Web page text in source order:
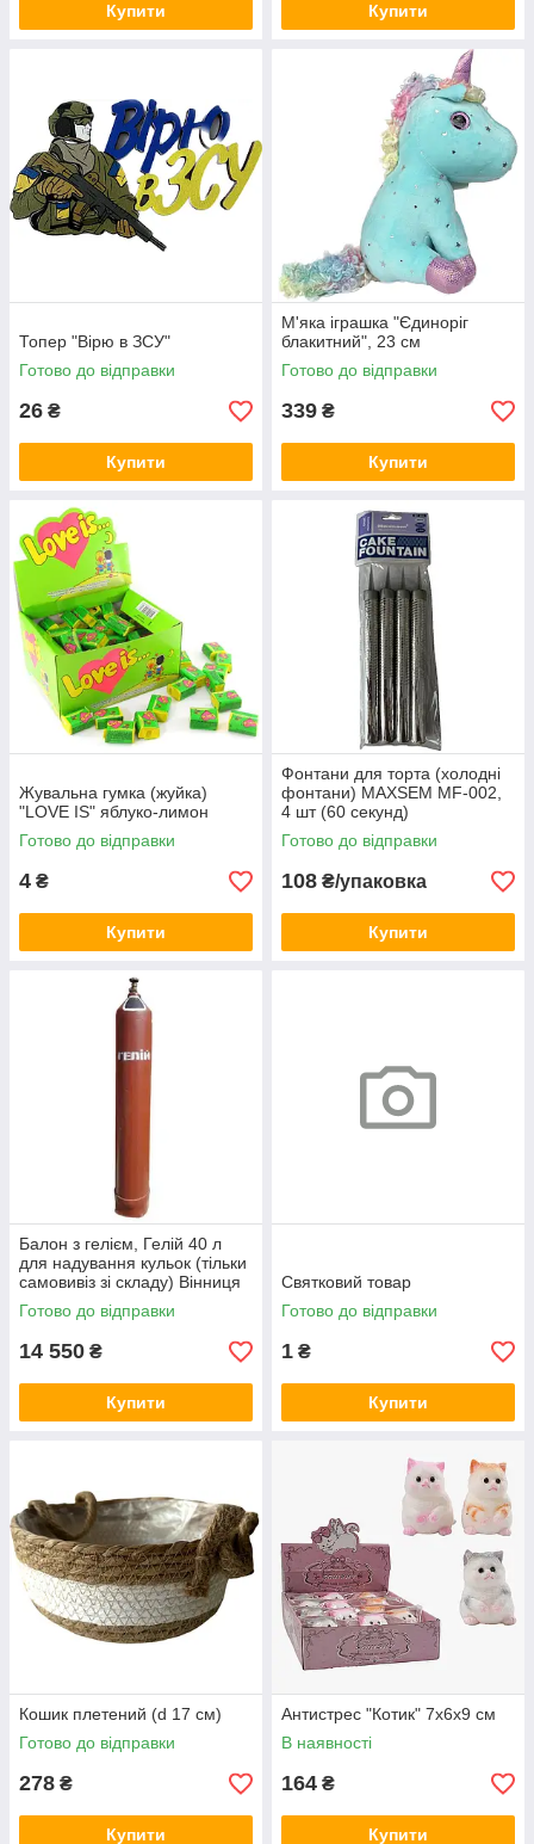
Купити Купити
Топер "Вірю в ЗСУ"
Готово до відправки
26 ₴
Купити
М'яка іграшка "Єдиноріг
блакитний", 23 см
Готово до відправки
339 ₴
Купити
Жувальна гумка (жуйка)
"LOVE IS" яблуко-лимон
Готово до відправки
4 ₴
Купити
Фонтани для торта (холодні
фонтани) MAXSEM MF-002,
4 шт (60 секунд)
Готово до відправки
108 ₴/упаковка
Купити
Балон з гелієм, Гелій 40 л
для надування кульок (тільки
самовивіз зі складу) Вінниця
Готово до відправки
14 550 ₴
Купити
Святковий товар
Готово до відправки
1 ₴
Купити
Кошик плетений (d 17 см)
Готово до відправки
278 ₴
Купити
Антистрес "Котик" 7х6х9 см
В наявності
164 ₴
Купити